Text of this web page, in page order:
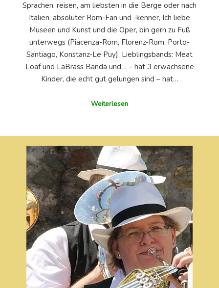
Sprachen, reisen, am liebsten in die Berge oder nach
Italien, absoluter Rom-Fan und -kenner, Ich liebe
Museen und Kunst und die Oper, bin gern zu Fuß
unterwegs (Piacenza-Rom, Florenz-Rom, Porto-
Santiago, Konstanz-Le Puy). Lieblingsbands: Meat
Loaf und LaBrass Banda und… – hat 3 erwachsene
Kinder, die echt gut gelungen sind – hat…
Weiterlesen